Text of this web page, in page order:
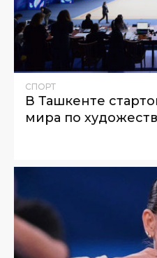
СПОРТ
В Ташкенте
мира по